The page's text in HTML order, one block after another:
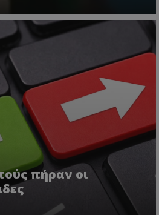
πήραν οι